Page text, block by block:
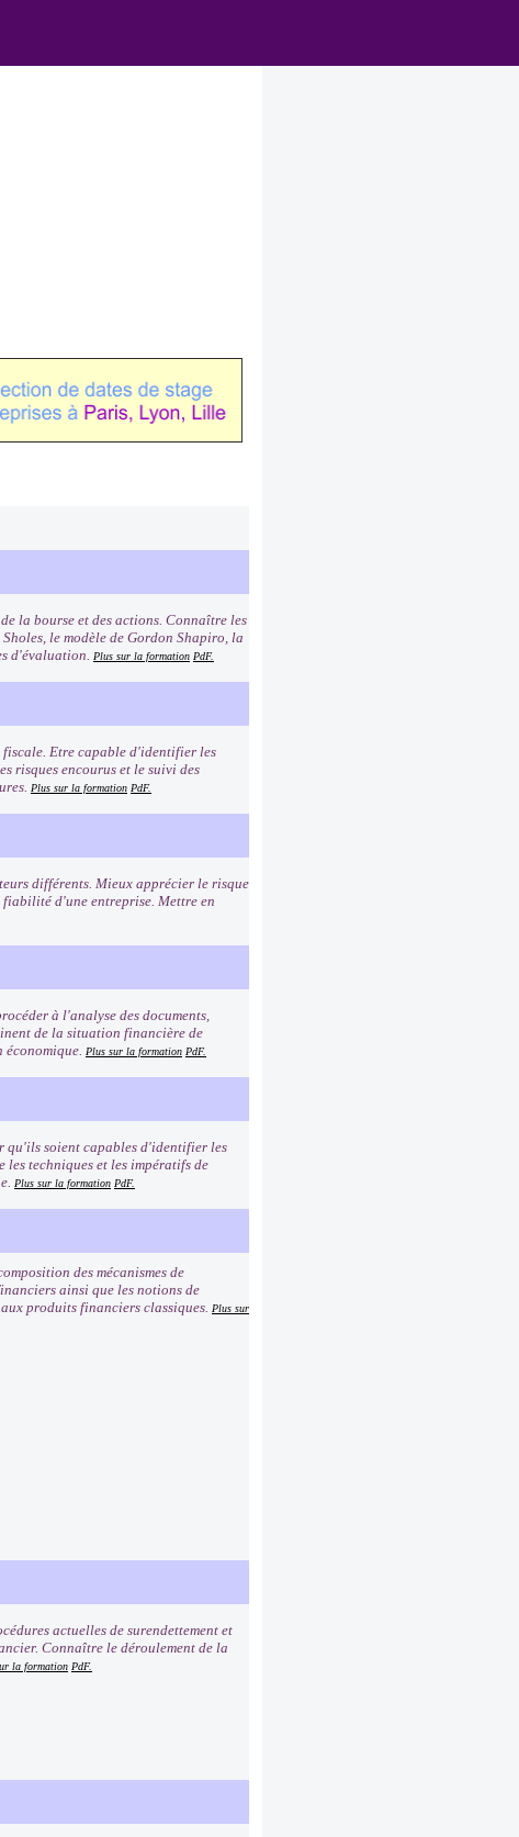
la bourse et des actions. Connaître les
le modèle de Gordon Shapiro, la
d'évaluation. Plus sur la formation PdF.
Etre capable d'identifier les
risques encourus et le suivi des
Plus sur la formation PdF.
différents. Mieux apprécier le risque
fiabilité d'une entreprise. Mettre en
à l'analyse des documents,
de la situation financière de
Plus sur la formation PdF.
qu'ils soient capables d'identifier les
techniques et les impératifs de
Plus sur la formation PdF.
des mécanismes de
ainsi que les notions de
produits financiers classiques. Plus sur
actuelles de surendettement et
Connaître le déroulement de la
la formation PdF.